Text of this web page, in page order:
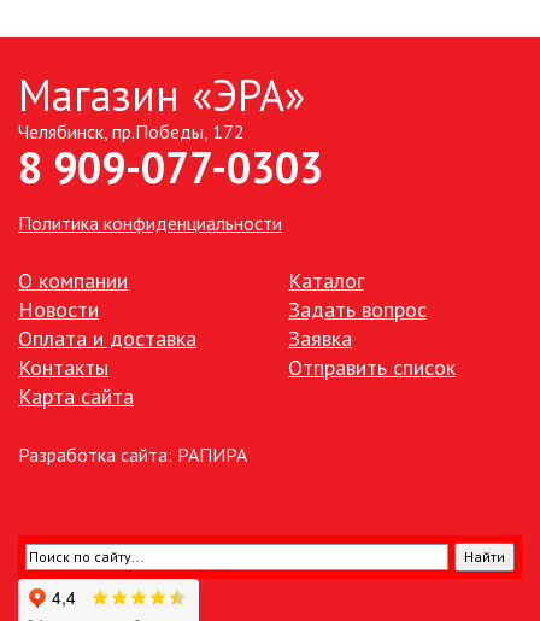
УЛИЧНОЕ ОСВЕЩЕНИЕ НА
УЛИЧНЫЕ СВЕТИЛЬНИКИ
ФОНТАНЫ
ЭЛЕМЕНТЫ ПИТАНИЯ
Магазин «ЭРА»
Челябинск, пр.Победы, 172
8 909-077-0303
Политика конфиденциальности
О компании
Новости
Оплата и доставка
Контакты
Карта сайта
Каталог
Задать вопрос
Заявка
Отправить список
Разработка сайта: РАПИРА